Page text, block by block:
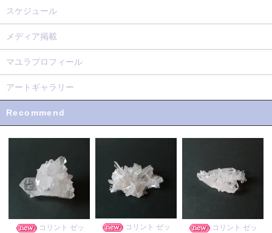
スケジュール
メディア掲載
マユラプロフィール
アートギャラリー
Recommend
コリント ゼッ
コリント ゼッ
コリント ゼッ